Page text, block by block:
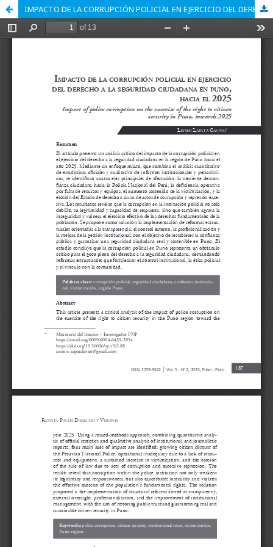
IMPACTO DE LA CORRUPCIÓN POLICIAL EN EJERCICIO DEL DERECHO A LA SEGURIDAD CIUDADANA EN PUNO, HACIA EL 2025